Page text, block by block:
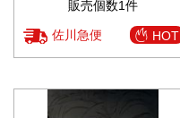
販売個数1件
佐川急便 HOT